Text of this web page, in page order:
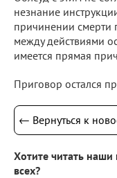
незнание
причинении смерти
между действиями
имеется прямая
Приговор остался
← Вернуться к
Хотите читать
всех?